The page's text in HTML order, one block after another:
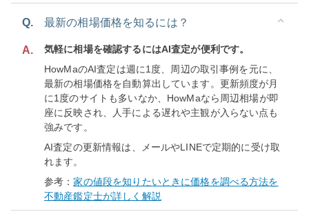
Q. 最新の相場価格を知るには？
A.
気軽に相場を確認するにはAI査定が便利です。
HowMaのAI査定は週に1度、周辺の取引事例を元に、
最新の相場価格を自動算出しています。更新頻度が月
に1度のサイトも多いなか、HowMaなら周辺相場が即
座に反映され、人手による遅れや主観が入らない点も
強みです。
AI査定の更新情報は、メールやLINEで定期的に受け取
れます。
参考：家の値段を知りたいときに価格を調べる方法を
不動産鑑定士が詳しく解説